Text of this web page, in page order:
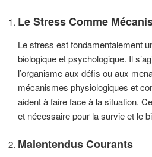
Le Stress Comme
Le stress est fondamentalement
biologique et psychologique. Il
l’organisme aux défis ou aux
mécanismes physiologiques et
aident à faire face à la situation.
et nécessaire pour la survie et le
Malentendus Courants